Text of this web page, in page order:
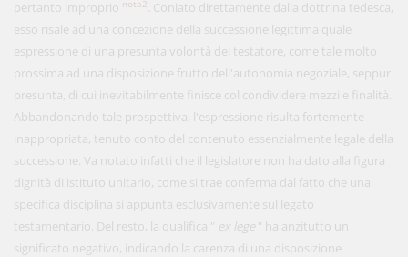
pertanto improprio nota2
. Coniato direttamente dalla dottrina tedesca,
esso risale ad una concezione della successione legittima quale
espressione di una presunta volontà del testatore, come tale molto
prossima ad una disposizione frutto dell'autonomia negoziale, seppur
presunta, di cui inevitabilmente finisce col condividere mezzi e finalità.
Abbandonando tale prospettiva, l'espressione risulta fortemente
inappropriata, tenuto conto del contenuto essenzialmente legale della
successione. Va notato infatti che il legislatore non ha dato alla figura
dignità di istituto unitario, come si trae conferma dal fatto che una
specifica disciplina si appunta esclusivamente sul legato
testamentario. Del resto, la qualifica " ex lege " ha anzitutto un
significato negativo, indicando la carenza di una disposizione